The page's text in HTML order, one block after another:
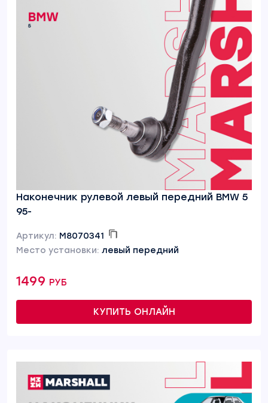
Наконечник рулевой левый передний BMW 5
95-
Артикул: M8070341
Место установки: левый передний
1499 руб
КУПИТЬ ОНЛАЙН